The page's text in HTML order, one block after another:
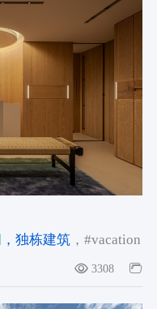
，独栋建筑，#vacation
3308